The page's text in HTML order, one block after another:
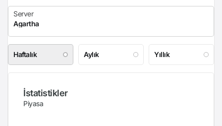
Haftalık Aylık Yıllık
İstatistikler
Piyasa